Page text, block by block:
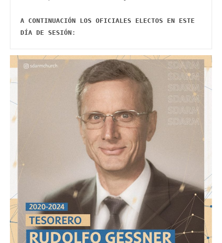
A CONTINUACIÓN LOS OFICIALES ELECTOS EN ESTE
DÍA DE SESIÓN :